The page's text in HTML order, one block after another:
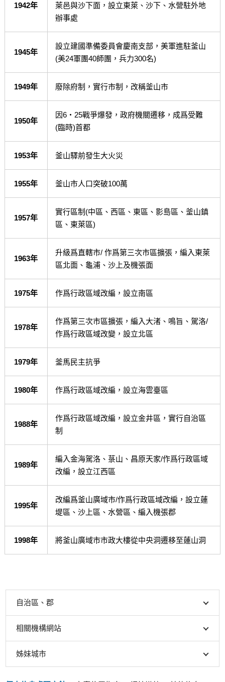
1942年
萊邑與沙下面，設立東萊、沙下、水營駐外地
辦事處
1945年
設立建國準備委員會慶南支部，美軍進駐釜山
(美24軍團40師團，兵力300名)
1949年 廢除府制，實行市制，改稱釜山市
1950年
因6‧25戰爭爆發，政府機關遷移，成爲受難
(臨時)首都
1953年 釜山驛前發生大火災
1955年 釜山市人口突破100萬
1957年
實行區制(中區、西區、東區、影島區、釜山鎮
區、東萊區)
1963年
升級爲直轄市/ 作爲第三次市區擴張，編入東萊
區北面、龜浦、沙上及機張面
1975年 作爲行政區域改編，設立南區
1978年
作爲第三次市區擴張，編入大渚、鳴旨、駕洛/
作爲行政區域改變，設立北區
1979年 釜馬民主抗爭
1980年 作爲行政區域改編，設立海雲臺區
1988年
作爲行政區域改編，設立金井區，實行自治區
制
1989年
編入金海駕洛、菉山、昌原天家/作爲行政區域
改編，設立江西區
1995年
改編爲釜山廣域市/作爲行政區域改編，設立蓮
堤區、沙上區、水營區、編入機張郡
1998年 將釜山廣域市市政大樓從中央洞遷移至蓮山洞
自治區、郡
相關機構網站
姊妹城市